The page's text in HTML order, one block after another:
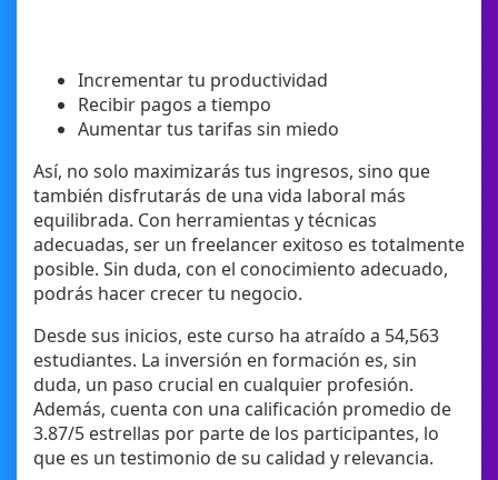
Incrementar tu productividad
Recibir pagos a tiempo
Aumentar tus tarifas sin miedo
Así, no solo maximizarás tus ingresos, sino que
también disfrutarás de una vida laboral más
equilibrada. Con herramientas y técnicas
adecuadas, ser un freelancer exitoso es totalmente
posible. Sin duda, con el conocimiento adecuado,
podrás hacer crecer tu negocio.
Desde sus inicios, este curso ha atraído a 54,563
estudiantes. La inversión en formación es, sin
duda, un paso crucial en cualquier profesión.
Además, cuenta con una calificación promedio de
3.87/5 estrellas por parte de los participantes, lo
que es un testimonio de su calidad y relevancia.